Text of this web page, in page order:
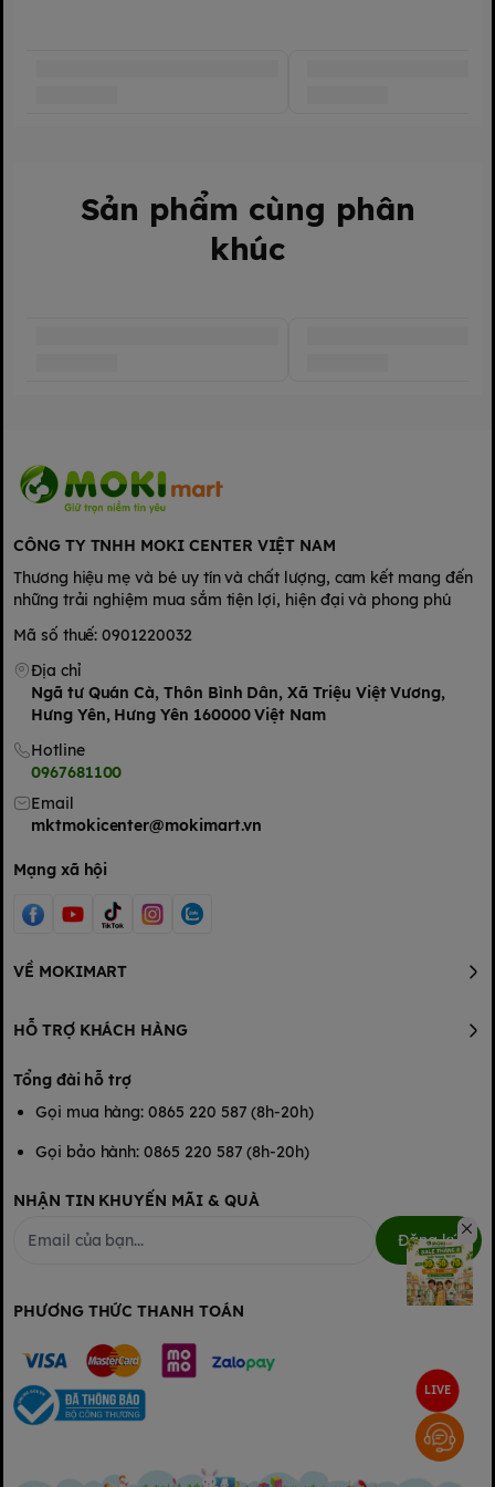
🌍 Xuất xứ:
Thiết kế độc quyền của Nutifood Thụy Điển
Sản phẩm cùng phân
khúc
CÔNG TY TNHH MOKI CENTER VIỆT NAM
Thương hiệu mẹ và bé uy tín và chất lượng, cam kết mang đến
những trải nghiệm mua sắm tiện lợi, hiện đại và phong phú
Mã số thuế: 0901220032
Địa chỉ
Ngã tư Quán Cà, Thôn Bình Dân, Xã Triệu Việt Vương,
Hưng Yên, Hưng Yên 160000 Việt Nam
Hotline
0967681100
Email
mktmokicenter@mokimart.vn
Mạng xã hội
VỀ MOKIMART
HỖ TRỢ KHÁCH HÀNG
Tổng đài hỗ trợ
Gọi mua hàng: 0865 220 587 (8h-20h)
Gọi bảo hành: 0865 220 587 (8h-20h)
NHẬN TIN KHUYẾN MÃI & QUÀ
Đăng ký
PHƯƠNG THỨC THANH TOÁN
LIVE